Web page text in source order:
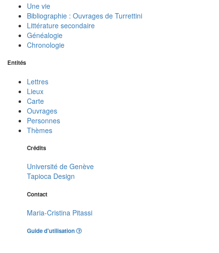
Une vie
Bibliographie : Ouvrages de Turrettini
Littérature secondaire
Généalogie
Chronologie
Entités
Lettres
Lieux
Carte
Ouvrages
Personnes
Thèmes
Crédits
Université de Genève
Tapioca Design
Contact
Maria-Cristina Pitassi
Guide d'utilisation